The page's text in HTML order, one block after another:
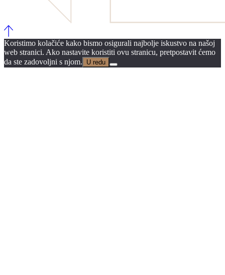
Koristimo kolačiće kako bismo osigurali najbolje iskustvo na našoj
web stranici. Ako nastavite koristiti ovu stranicu, pretpostavit ćemo
da ste zadovoljni s njom.
U redu